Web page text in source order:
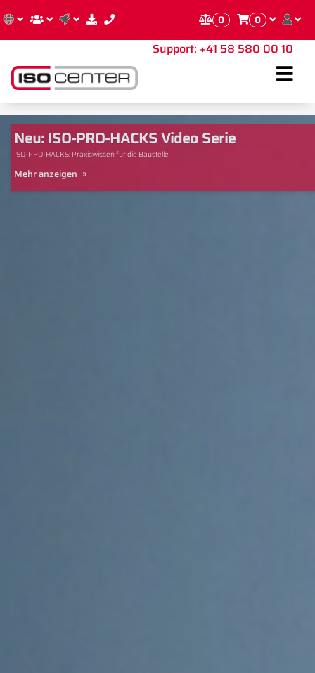
0 0
Support: +41 58 580 00 10
Neu: ISO-PRO-HACKS Video Serie
ISO-PRO-HACKS: Praxiswissen für die Baustelle
Mehr anzeigen